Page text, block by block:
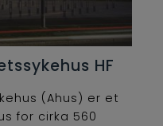
HF
(Ahus) er et
for cirka 560